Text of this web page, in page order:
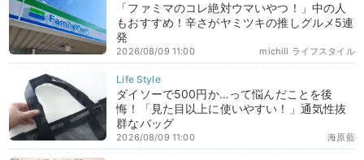
「ファミマのコレ絶対ウマいやつ！」中の人
もおすすめ！辛さがヤミツキの推しグルメ5連
発
michill ライフスタイル
2026/08/09 11:00
ダイソーで500円か…って悩んだことを後
悔！「見た目以上に使いやすい！」通気性抜
群なバッグ
海原藍
2026/08/09 11:00